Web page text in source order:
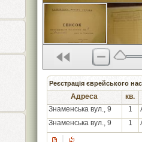
Реєстрація єврейського
Адреса
кв.
Знаменська вул., 9
1
Знаменська вул., 9
1